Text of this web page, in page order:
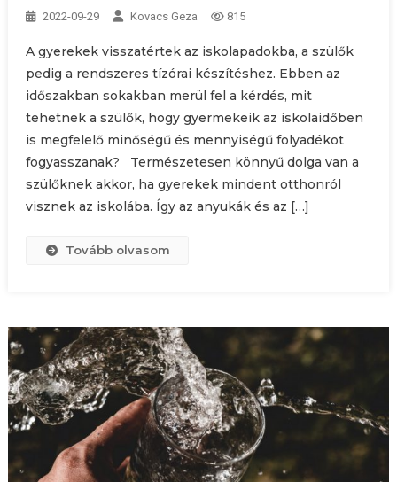
2022-09-29 Kovacs Geza 815
A gyerekek visszatértek az iskolapadokba, a szülők
pedig a rendszeres tízórai készítéshez. Ebben az
időszakban sokakban merül fel a kérdés, mit
tehetnek a szülők, hogy gyermekeik az iskolaidőben
is megfelelő minőségű és mennyiségű folyadékot
fogyasszanak? Természetesen könnyű dolga van a
szülőknek akkor, ha gyerekek mindent otthonról
visznek az iskolába. Így az anyukák és az […]
Tovább olvasom